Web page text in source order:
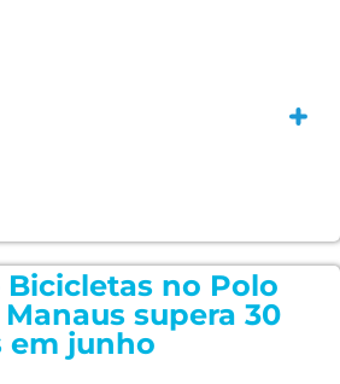
no Polo
supera 30
em junho